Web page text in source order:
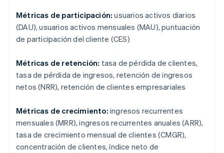
Métricas de participación: usuarios activos diarios
(DAU), usuarios activos mensuales (MAU), puntuación
de participación del cliente (CES)
Métricas de retención: tasa de pérdida de clientes,
tasa de pérdida de ingresos, retención de ingresos
netos (NRR), retención de clientes empresariales
Métricas de crecimiento: ingresos recurrentes
mensuales (MRR), ingresos recurrentes anuales (ARR),
tasa de crecimiento mensual de clientes (CMGR),
concentración de clientes, índice neto de